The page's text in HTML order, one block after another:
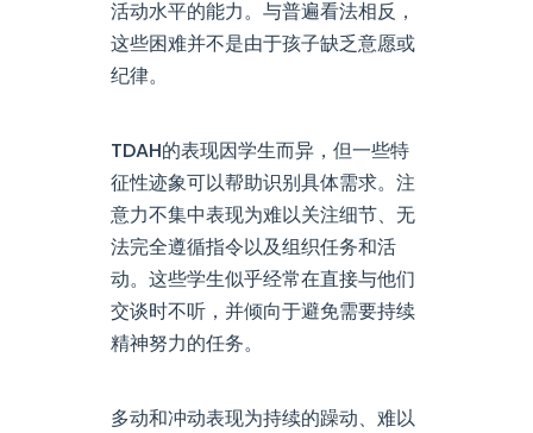
活动水平的能力。与普遍看法相反，
这些困难并不是由于孩子缺乏意愿或
纪律。
TDAH的表现因学生而异，但一些特
征性迹象可以帮助识别具体需求。注
意力不集中表现为难以关注细节、无
法完全遵循指令以及组织任务和活
动。这些学生似乎经常在直接与他们
交谈时不听，并倾向于避免需要持续
精神努力的任务。
多动和冲动表现为持续的躁动、难以